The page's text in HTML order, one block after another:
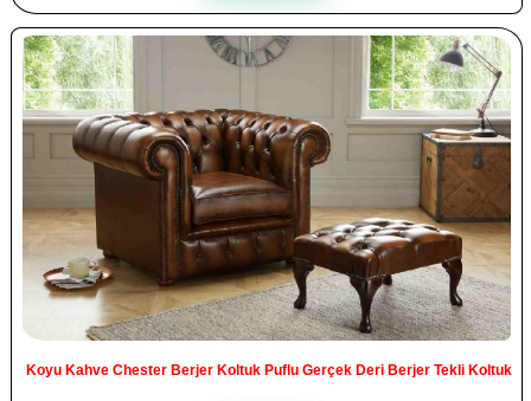
Koyu Kahve Chester Berjer Koltuk Puflu Gerçek Deri Berjer Tekli Koltuk